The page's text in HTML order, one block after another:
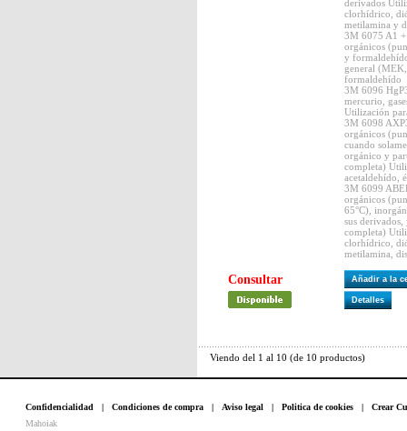
derivados
clorhídrico,
metilamina y
3M 6075 A1
orgánicos
y
general
formaldehído
3M 6096
mercurio,
Utilización
3M 6098
orgánicos
cuando
orgánico y
completa)
acetaldehído,
3M 6099
orgánicos
65°C),
sus
completa)
clorhídrico,
metilamina,
Consultar Añadir a la
Detalles
Viendo del 1 al 10 (de 10 productos)
Confidencialidad | Condiciones de compra | Aviso legal | Politica de cookies | Crear
Mahoiak